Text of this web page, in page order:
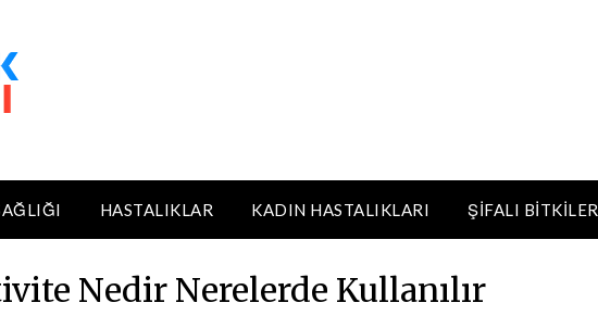
HASTALIKLAR KADIN HASTALIKLARI ŞIFALI BITKILER
Nedir Nerelerde Kullanılır